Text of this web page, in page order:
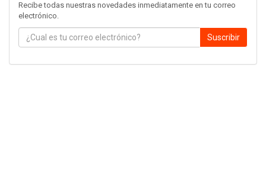
Recibe todas nuestras novedades inmediatamente en tu correo
electrónico.
Suscribir